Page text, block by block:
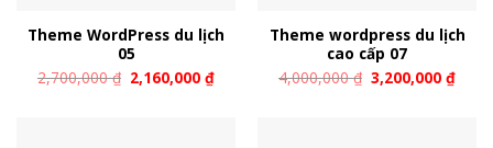
Theme WordPress du lịch
05
2,700,000₫ 2,160,000₫
Theme wordpress du lịch
cao cấp 07
4,000,000₫ 3,200,000₫